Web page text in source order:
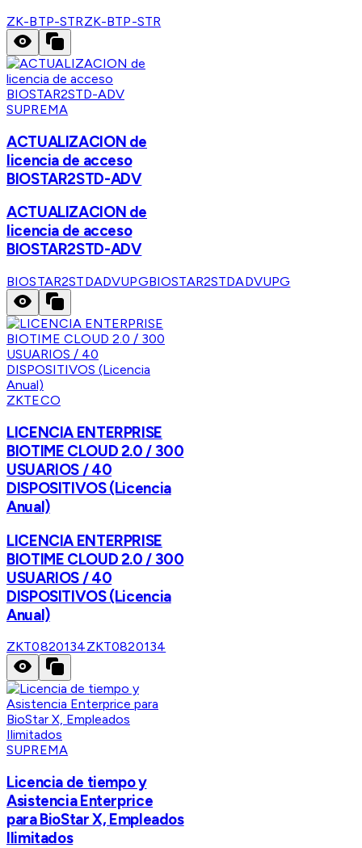
ZK-BTP-STRZK-BTP-STR
SUPREMA
ACTUALIZACION de
licencia de acceso
BIOSTAR2STD-ADV
ACTUALIZACION de
licencia de acceso
BIOSTAR2STD-ADV
BIOSTAR2STDADVUPGBIOSTAR2STDADVUPG
ZKTECO
LICENCIA ENTERPRISE
BIOTIME CLOUD 2.0 / 300
USUARIOS / 40
DISPOSITIVOS (Licencia
Anual)
LICENCIA ENTERPRISE
BIOTIME CLOUD 2.0 / 300
USUARIOS / 40
DISPOSITIVOS (Licencia
Anual)
ZKT0820134ZKT0820134
SUPREMA
Licencia de tiempo y
Asistencia Enterprice
para BioStar X, Empleados
Ilimitados